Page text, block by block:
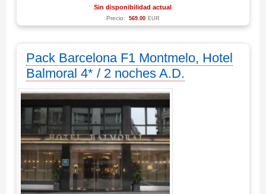
Sin disponibilidad actual
Precio: 569.00 EUR
Pack Barcelona F1 Montmelo, Hotel
Balmoral 4* / 2 noches A.D.